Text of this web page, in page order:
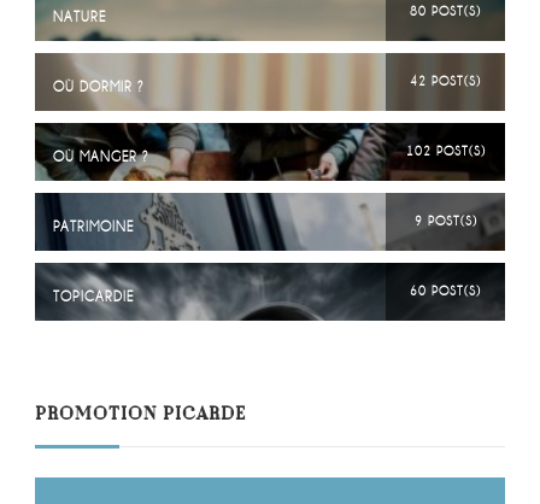
NATURE 80 POST(S)
OÙ DORMIR ? 42 POST(S)
OÙ MANGER ? 102 POST(S)
PATRIMOINE 9 POST(S)
TOPICARDIE 60 POST(S)
PROMOTION PICARDE